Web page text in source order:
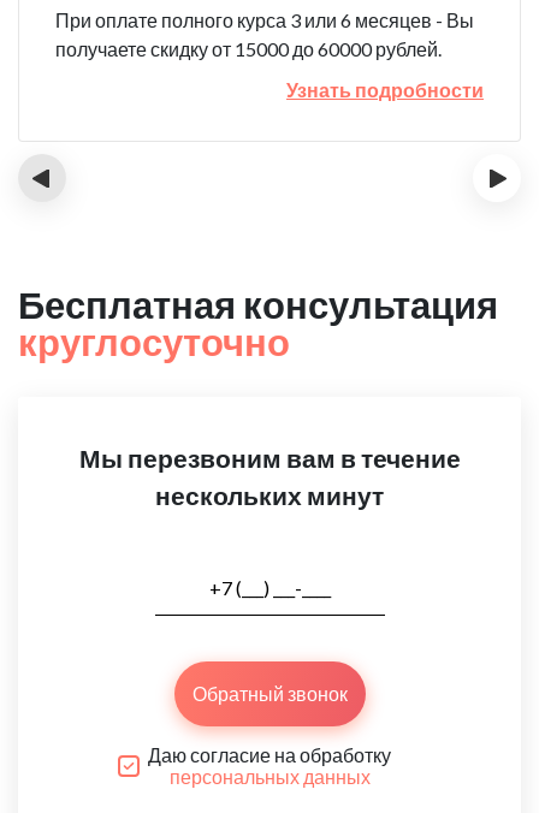
При оплате полного курса 3 или 6 месяцев - Вы
получаете скидку от 15000 до 60000 рублей.
Узнать подробности
‹ ›
Бесплатная консультация
круглосуточно
Мы перезвоним вам в течение
нескольких минут
Обратный звонок
Даю согласие на обработку
персональных данных